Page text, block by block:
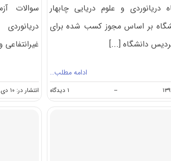
دریانوردی و علوم دریایی چابهار
بر اساس مجوز کسب شده برای
دانشگاه [...]
ادامه مطلب…
-- ۱ دیدگاه
پردیس
دانشگاه
انتشار در: ۱۰ دی, ۱۳۹۱